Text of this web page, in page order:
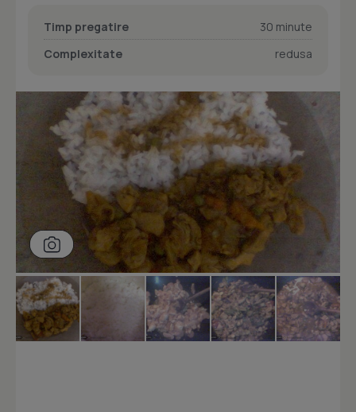
Timp pregatire
30 minute
Complexitate
redusa